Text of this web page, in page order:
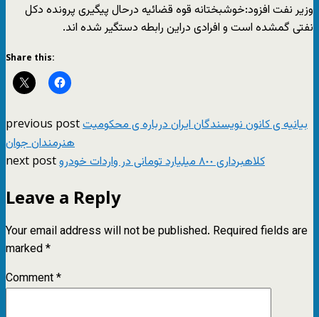
وزیر نفت افزود:خوشبختانه قوه قضائیه درحال پیگیری پرونده دکل
نفتی گمشده است و افرادی دراین رابطه دستگیر شده اند.
Share this:
previous postبیانیه ی کانون نویسندگان ایران درباره ی محکومیت
هنرمندان جوان
next post کلاهبرداری ٨٠٠‌ میلیارد تومانی در واردات خودرو
Leave a Reply
Your email address will not be published. Required fields are
marked*
Comment*